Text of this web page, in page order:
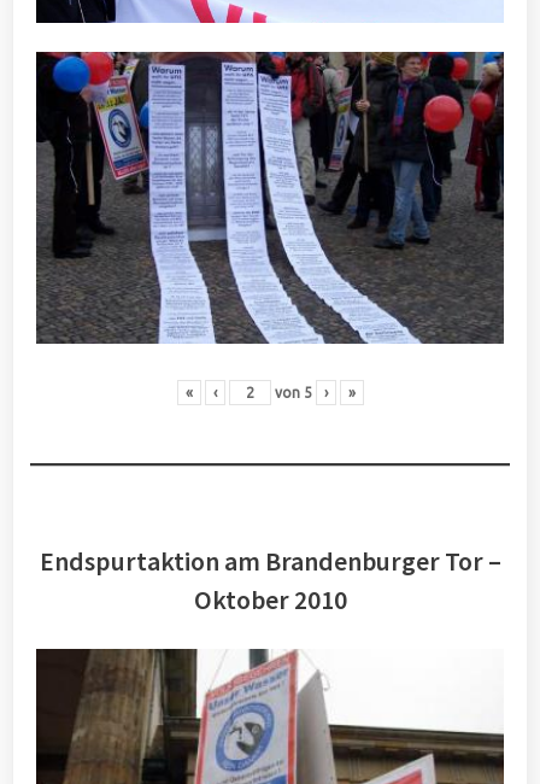
« ‹ von 5 › »
Endspurtaktion am Brandenburger Tor –
Oktober 2010